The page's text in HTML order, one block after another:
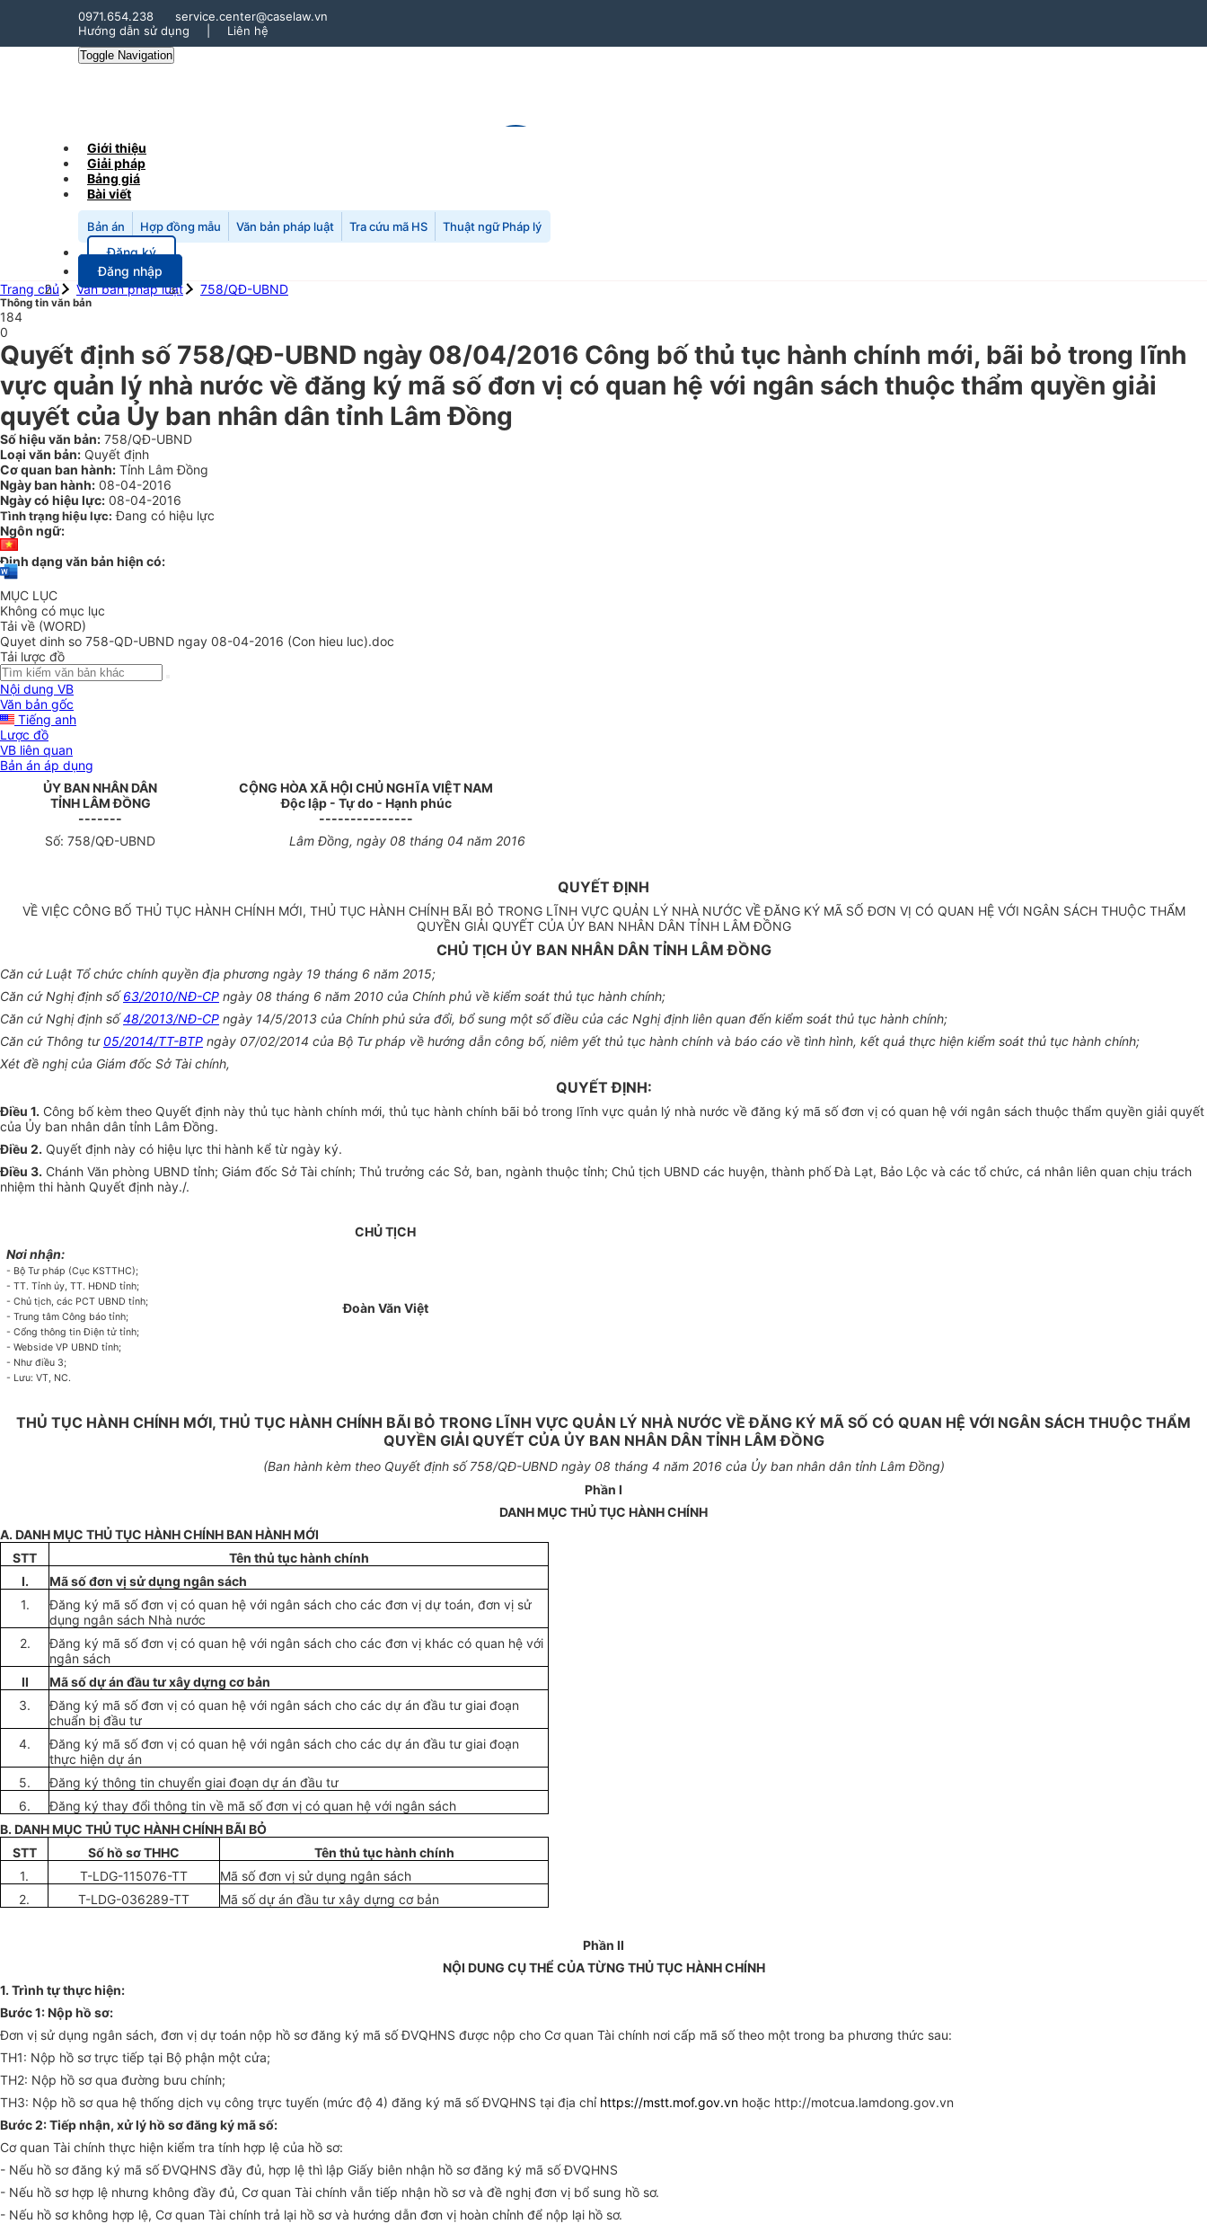
0971.654.238
service.center@caselaw.vn
Hướng dẫn sử dụng
Liên hệ
Toggle Navigation
Giới thiệu
Giải pháp
Bảng giá
Bài viết
Bản án Hợp đồng mẫu Văn bản pháp luật Tra cứu mã HS Thuật ngữ Pháp lý
Đăng ký
Đăng nhập
Trang chủ
Văn bản pháp luật 758/QĐ-UBND
Thông tin văn bản
184
0
Quyết định số 758/QĐ-UBND ngày 08/04/2016 Công bố thủ tục hành chính mới, bãi bỏ trong lĩnh
vực quản lý nhà nước về đăng ký mã số đơn vị có quan hệ với ngân sách thuộc thẩm quyền giải
quyết của Ủy ban nhân dân tỉnh Lâm Đồng
Số hiệu văn bản: 758/QĐ-UBND
Loại văn bản: Quyết định
Cơ quan ban hành: Tỉnh Lâm Đồng
Ngày ban hành: 08-04-2016
Ngày có hiệu lực: 08-04-2016
Tình trạng hiệu lực: Đang có hiệu lực
Ngôn ngữ:
Định dạng văn bản hiện có:
MỤC LỤC
Không có mục lục
Tải về (WORD)
Quyet dinh so 758-QD-UBND ngay 08-04-2016 (Con hieu luc).doc
Tải lược đồ
Nội dung VB
Văn bản gốc
Tiếng anh
Lược đồ
VB liên quan
Bản án áp dụng
ỦY BAN NHÂN DÂN
TỈNHLÂM ĐỒNG
-------
CỘNG HÒA XÃ HỘI CHỦ NGHĨA VIỆT NAM
Độc lập - Tự do - Hạnh phúc
---------------
Số: 758/QĐ-UBND Lâm Đồng, ngày 08 tháng 04 năm 2016
QUYẾT ĐỊNH
VỀ VIỆC CÔNG BỐ THỦ TỤC HÀNH CHÍNH MỚI, THỦ TỤC HÀNH CHÍNH BÃI BỎ TRONG LĨNH VỰC QUẢN LÝ NHÀ NƯỚC VỀ ĐĂNG KÝ MÃ SỐ ĐƠN VỊ CÓ QUAN HỆ VỚI NGÂN SÁCH THUỘC THẨM
QUYỀN GIẢI QUYẾT CỦA ỦY BAN NHÂN DÂN TỈNH LÂM ĐỒNG
CHỦ TỊCH ỦY BAN NHÂN DÂN TỈNH LÂM ĐỒNG
Căn cứ Luật Tổ chức chính quyền địa phương ngày 19 tháng 6 năm 2015;
Căn cứ Nghị định số63/2010/NĐ-CP ngày 08 tháng 6 năm 2010 của Chính phủ về kiểm soát thủ tục hành chính;
Căn cứ Nghị định số48/2013/NĐ-CP ngày 14/5/2013 của Chính phủ sửa đổi, bổ sung một số điều của các Nghị định liên quan đến kiểm soát thủ tục hành chính;
Căn cứ Thông tư 05/2014/TT-BTP ngày 07/02/2014 của Bộ Tư pháp về hướng dẫn công bố, niêm yết thủ tục hành chính và báo cáo về tình hình, kết quả thực hiện kiểm soát thủ tục hành chính;
Xét đề nghị của Giám đốc Sở Tài chính,
QUYẾT ĐỊNH:
Điều 1. Công bố kèm theo Quyết định này thủ tục hành chính mới, thủ tục hành chính bãi bỏ trong lĩnh vực quản lý nhà nước về đăng ký mã số đơn vị có quan hệ với ngân sách thuộc thẩm quyền giải quyết
của Ủy ban nhân dân tỉnh Lâm Đồng.
Điều 2. Quyết định này có hiệu lực thi hành kể từ ngày ký.
Điều 3. Chánh Văn phòng UBND tỉnh; Giám đốc Sở Tài chính; Thủ trưởng các Sở, ban, ngành thuộc tỉnh; Chủ tịch UBND các huyện, thành phố Đà Lạt, Bảo Lộc và các tổ chức, cá nhân liên quan chịu trách
nhiệm thi hành Quyết định này./.
Nơi nhận:
- Bộ Tư pháp (Cục KSTTHC);
- TT. Tỉnh ủy, TT. HĐND tỉnh;
- Chủ tịch, các PCT UBND tỉnh;
- Trung tâm Công báo tỉnh;
- Cổng thông tin Điện tử tỉnh;
- Webside VP UBND tỉnh;
- Như điều 3;
- Lưu: VT, NC.
CHỦ TỊCH
Đoàn Văn Việt
THỦ TỤC HÀNH CHÍNH MỚI, THỦ TỤC HÀNH CHÍNH BÃI BỎ TRONG LĨNH VỰC QUẢN LÝ NHÀ NƯỚC VỀ ĐĂNG KÝ MÃ SỐ CÓ QUAN HỆ VỚI NGÂN SÁCH THUỘC THẨM
QUYỀN GIẢI QUYẾT CỦA ỦY BAN NHÂN DÂN TỈNH LÂM ĐỒNG
(Ban hành kèm theo Quyết định số 758/QĐ-UBND ngày 08 tháng 4 năm 2016 của Ủy ban nhân dân tỉnh Lâm Đồng)
Phần I
DANH MỤC THỦ TỤC HÀNH CHÍNH
A. DANH MỤC THỦ TỤC HÀNH CHÍNH BAN HÀNH MỚI
STT
Tên thủ tục hành chính
I.
Mã số đơn vị sử dụng ngân sách
1.
Đăng ký mã số đơn vị có quan hệ với ngân sách cho các đơn vị dự toán, đơn vị sử
dụng ngân sách Nhà nước
2.
Đăng ký mã số đơn vị có quan hệ với ngân sách cho các đơn vị khác có quan hệ với
ngân sách
II
Mã số dự án đầu tư xây dựng cơ bản
3.
Đăng ký mã số đơn vị có quan hệ với ngân sách cho các dự án đầu tư giai đoạn
chuẩn bị đầu tư
4.
Đăng ký mã số đơn vị có quan hệ với ngân sách cho các dự án đầu tư giai đoạn
thực hiện dự án
5.
Đăng ký thông tin chuyển giai đoạn dự án đầu tư
6.
Đăng ký thay đổi thông tin về mã số đơn vị có quan hệ với ngân sách
B. DANH MỤC THỦ TỤC HÀNH CHÍNH BÃI BỎ
STT
Số hồ sơ THHC Tên thủ tục hành chính
1.
T-LDG-115076-TT
Mã số đơn vị sử dụng ngân sách
2.
T-LDG-036289-TT Mã số dự án đầu tư xây dựng cơ bản
Phần II
NỘI DUNG CỤ THỂ CỦA TỪNG THỦ TỤC HÀNH CHÍNH
1. Trình tự thực hiện:
Bước 1: Nộp hồ sơ:
Đơn vị sử dụng ngân sách, đơn vị dự toán nộp hồ sơ đăng ký mã số ĐVQHNS được nộp cho Cơ quan Tài chính nơi cấp mã số theo một trong ba phương thức sau:
TH1: Nộp hồ sơ trực tiếp tại Bộ phận một cửa;
TH2: Nộp hồ sơ qua đường bưu chính;
TH3: Nộp hồ sơ qua hệ thống dịch vụ công trực tuyến (mức độ 4) đăng ký mã số ĐVQHNS tại địa chỉ https://mstt.mof.gov.vn hoặc http://motcua.lamdong.gov.vn
Bước 2: Tiếp nhận, xử lý hồ sơ đăng ký mã số:
Cơ quan Tài chính thực hiện kiểm tra tính hợp lệ của hồ sơ:
- Nếu hồ sơ đăng ký mã số ĐVQHNS đầy đủ, hợp lệ thì lập Giấy biên nhận hồ sơ đăng ký mã số ĐVQHNS
- Nếu hồ sơ hợp lệ nhưng không đầy đủ, Cơ quan Tài chính vẫn tiếp nhận hồ sơ và đề nghị đơn vị bổ sung hồ sơ.
- Nếu hồ sơ không hợp lệ, Cơ quan Tài chính trả lại hồ sơ và hướng dẫn đơn vị hoàn chỉnh để nộp lại hồ sơ.